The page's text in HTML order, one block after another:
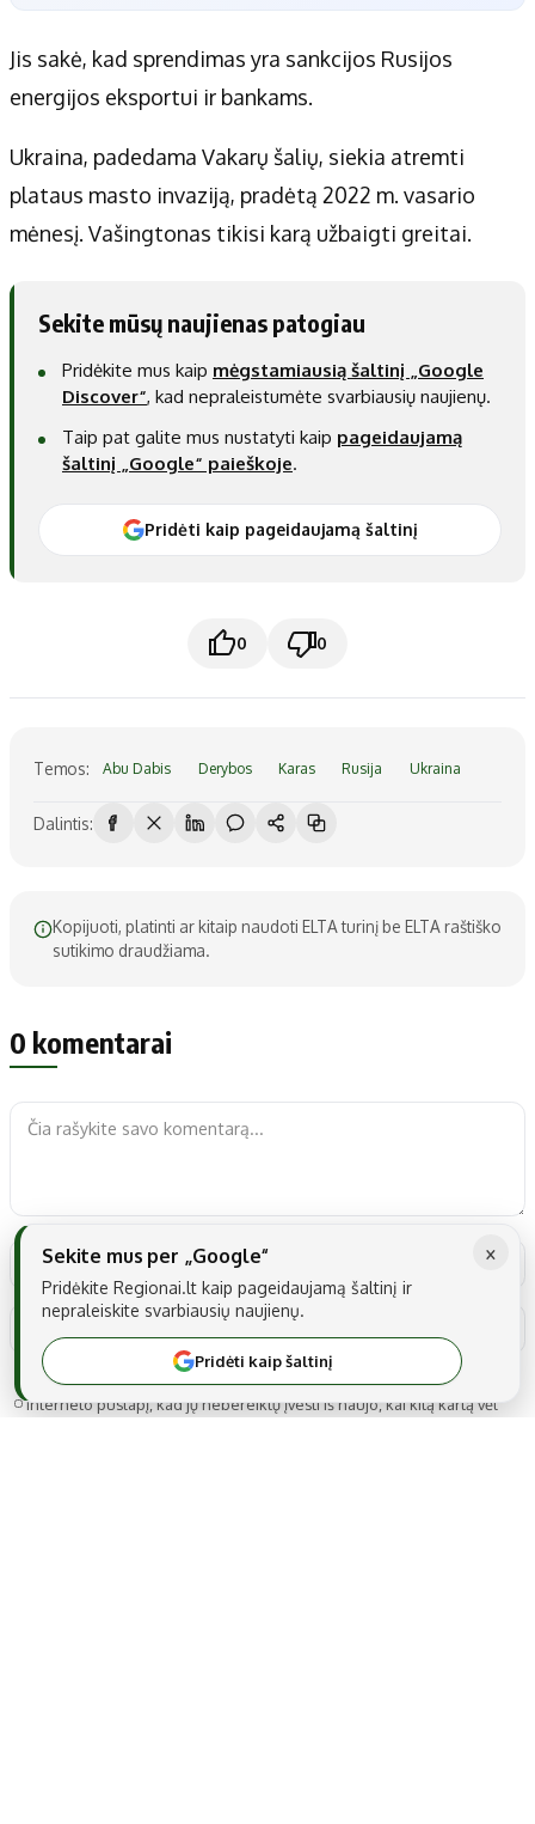
Jis sakė, kad sprendimas yra sankcijos Rusijos
energijos eksportui ir bankams.
Ukraina, padedama Vakarų šalių, siekia atremti
plataus masto invaziją, pradėtą 2022 m. vasario
mėnesį. Vašingtonas tikisi karą užbaigti greitai.
Sekite mūsų naujienas patogiau
Pridėkite mus kaip mėgstamiausią šaltinį „Google
Discover“, kad nepraleistumėte svarbiausių naujienų.
Taip pat galite mus nustatyti kaip pageidaujamą
šaltinį „Google“ paieškoje.
Pridėti kaip pageidaujamą šaltinį
0 0
Temos: Abu Dabis Derybos Karas Rusija Ukraina
Dalintis:
Kopijuoti, platinti ar kitaip naudoti ELTA turinį be ELTA raštiško
sutikimo draudžiama.
0 komentarai
Noriu savo interneto naršyklėje išsaugoti vardą, el. pašto adresą ir
interneto puslapį, kad jų nebereiktų įvesti iš naujo, kai kitą kartą vėl
×
Sekite mus per „Google“
Pridėkite Regionai.lt kaip pageidaujamą šaltinį ir
nepraleiskite svarbiausių naujienų.
Pridėti kaip šaltinį